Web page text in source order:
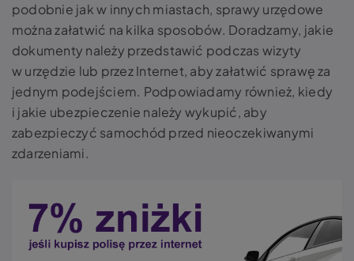
podobnie jak w innych miastach, sprawy urzędowe
można załatwić na kilka sposobów. Doradzamy, jakie
dokumenty należy przedstawić podczas wizyty
w urzędzie lub przez Internet, aby załatwić sprawę za
jednym podejściem. Podpowiadamy również, kiedy
i jakie ubezpieczenie należy wykupić, aby
zabezpieczyć samochód przed nieoczekiwanymi
zdarzeniami.